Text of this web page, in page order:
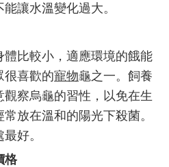
讓水溫變化過大。
比較小，適應環境的餓能
很喜歡的寵物龜之一。飼養
察烏龜的習性，以免在生
放在溫和的陽光下殺菌。
好。
格